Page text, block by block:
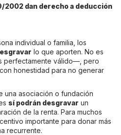
2002 dan derecho a deducción
individual o familia, los
lo que aporten. No es
perfectamente válido—, pero
honestidad para no generar
una asociación o fundación
sí podrán desgravar un
de la renta. Para muchos
importante para donar más
recurrente.